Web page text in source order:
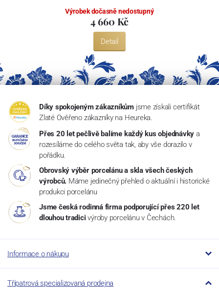
Výrobek dočasně nedostupný
4 660 Kč
Detail
Díky spokojeným zákazníkům jsme získali certifikát
Zlaté Ověřeno zákazníky na Heureka.
Přes 20 let pečlivě balíme každý kus objednávky a
rozesíláme do celého světa tak, aby vše dorazilo v
pořádku.
Obrovský výběr porcelánu a skla všech českých
výrobců. Máme jedinečný přehled o aktuální i historické
produkci porcelánu
Jsme česká rodinná firma podporující přes 220 let
dlouhou tradici výroby porcelánu v Čechách.
Informace o nákupu
Třípatrová specializovaná prodejna